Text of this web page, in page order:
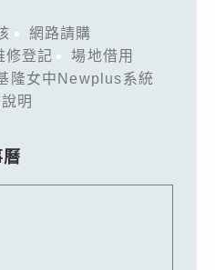
網路請購
修登記
場地借用
隆女中Newplus系統
明